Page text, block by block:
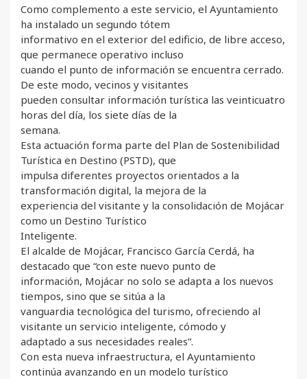
Como complemento a este servicio, el Ayuntamiento
ha instalado un segundo tótem
informativo en el exterior del edificio, de libre acceso,
que permanece operativo incluso
cuando el punto de información se encuentra cerrado.
De este modo, vecinos y visitantes
pueden consultar información turística las veinticuatro
horas del día, los siete días de la
semana.
Esta actuación forma parte del Plan de Sostenibilidad
Turística en Destino (PSTD), que
impulsa diferentes proyectos orientados a la
transformación digital, la mejora de la
experiencia del visitante y la consolidación de Mojácar
como un Destino Turístico
Inteligente.
El alcalde de Mojácar, Francisco García Cerdá, ha
destacado que “con este nuevo punto de
información, Mojácar no solo se adapta a los nuevos
tiempos, sino que se sitúa a la
vanguardia tecnológica del turismo, ofreciendo al
visitante un servicio inteligente, cómodo y
adaptado a sus necesidades reales”.
Con esta nueva infraestructura, el Ayuntamiento
continúa avanzando en un modelo turístico